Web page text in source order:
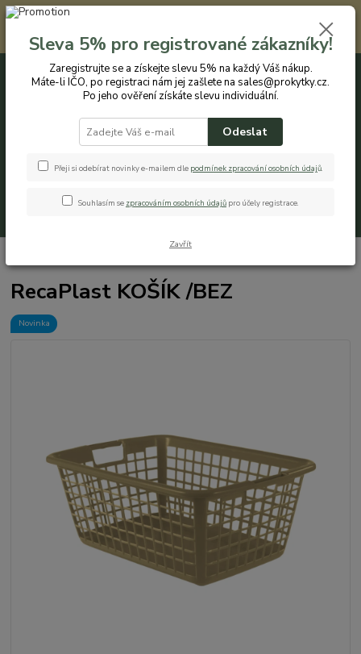
Registrovaným zákazníkům nabízíme slevu 5% na každý nákup. Máte-li
IČO, po registraci nám jej zašlete na sales@prokytky.cz. Po jeho ověření
získáte slevu individuální. Přejít na registraci →
CZK
+420 774 544 973 0ks
RecaPlast KOŠÍK /BEZ
Novinka
Sleva 5% pro registrované zákazníky!
Zaregistrujte se a získejte slevu 5% na každý Váš nákup.
Máte-li IČO, po registraci nám jej zašlete na sales@prokytky.cz.
Po jeho ověření získáte slevu individuální.
Odeslat
Přeji si odebírat novinky e-mailem dle podmínek zpracování osobních údajů.
Souhlasím se zpracováním osobních údajů pro účely registrace.
Zavřít